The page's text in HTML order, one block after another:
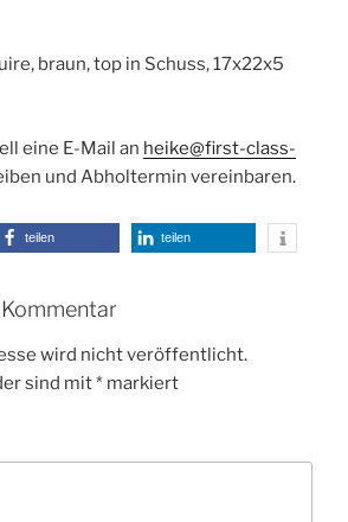
braun, top in Schuss, 17x22x5
eine E-Mail an heike@first-class-
und Abholtermin vereinbaren.
teilen teilen
wird nicht veröffentlicht.
sind mit* markiert